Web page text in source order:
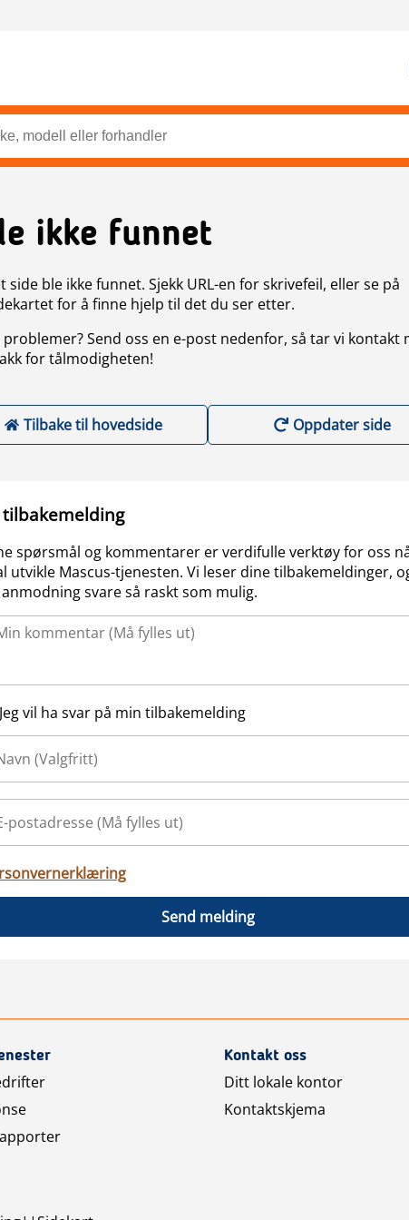
ikke funnet
side ble ikke funnet. Sjekk URL-en for skrivefeil, eller se på
for å finne hjelp til det du ser etter.
Send oss en e-post nedenfor, så tar vi kontakt
for tålmodigheten!
Tilbake til hovedside Oppdater side
tilbakemelding
spørsmål og kommentarer er verdifulle verktøy for oss
utvikle Mascus-tjenesten. Vi leser dine tilbakemeldinger,
svare så raskt som mulig.
Jeg vil ha svar på min tilbakemelding
Send melding
Kontakt oss
Ditt lokale kontor
Kontaktskjema